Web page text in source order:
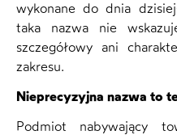
wykonane do dnia
taka nazwa nie
szczegółowy ani
zakresu.
Nieprecyzyjna nazwa to
Podmiot nabywający